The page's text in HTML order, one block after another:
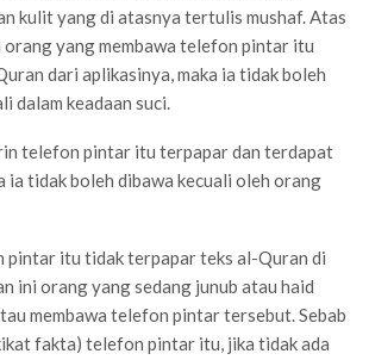
kulit yang di atasnya tertulis mushaf. Atas
orang yang membawa telefon pintar itu
dari aplikasinya, maka ia tidak boleh
dalam keadaan suci.
telefon pintar itu terpapar dan terdapat
ia tidak boleh dibawa kecuali oleh orang
pintar itu tidak terpapar teks al-Quran di
ini orang yang sedang junub atau haid
membawa telefon pintar tersebut. Sebab
fakta) telefon pintar itu, jika tidak ada